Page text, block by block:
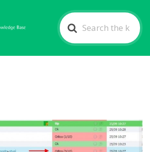
Search
For